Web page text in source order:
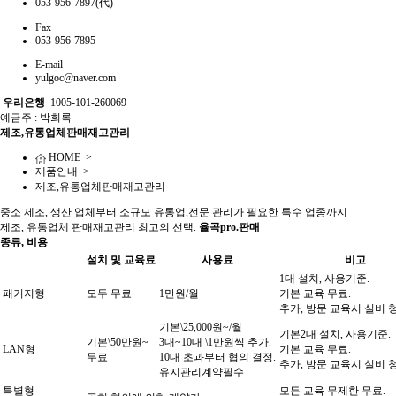
053-956-7897(代)
Fax
053-956-7895
E-mail
yulgoc@naver.com
우리은행 1005-101-260069
예금주 : 박희록
제조,유통업체판매재고관리
HOME >
제품안내 >
제조,유통업체판매재고관리
중소 제조, 생산 업체부터 소규모 유통업,전문 관리가 필요한 특수 업종까지
제조, 유통업체 판매재고관리 최고의 선택. 율곡pro.판매
종류, 비용
설치 및 교육료
사용료 비고
패키지형 모두 무료 1만원/월
1대 설치, 사용기준.
기본 교육 무료.
추가, 방문 교육시 실비
LAN형
기본\50만원~
무료
기본\25,000원~/월
3대~10대 \1만원씩 추가.
10대 초과부터 협의 결정.
유지관리계약필수
기본2대 설치, 사용기준.
기본 교육 무료.
추가, 방문 교육시 실비
특별형
모든 교육 무제한 무료.